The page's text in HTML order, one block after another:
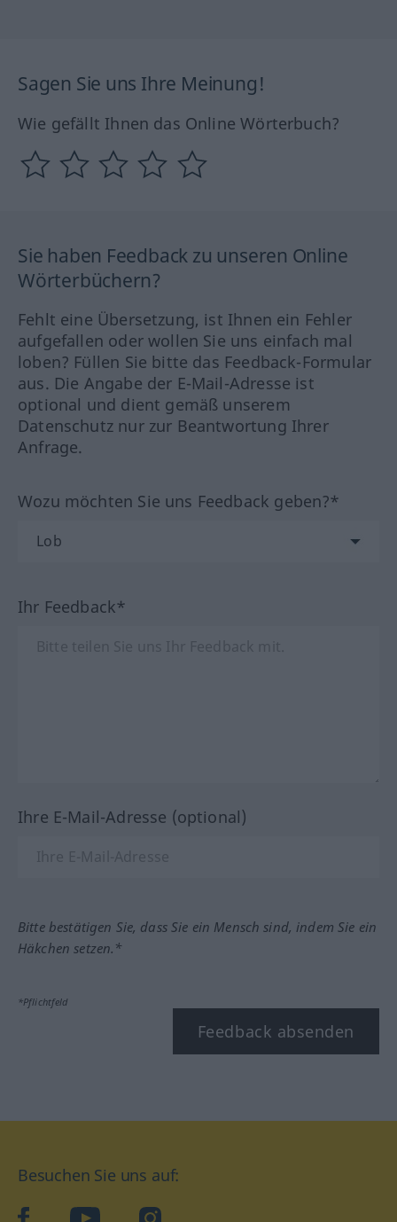
Sagen Sie uns Ihre Meinung!
Wie gefällt Ihnen das Online Wörterbuch?
Sie haben Feedback zu unseren Online
Wörterbüchern?
Fehlt eine Übersetzung, ist Ihnen ein Fehler
aufgefallen oder wollen Sie uns einfach mal
loben? Füllen Sie bitte das Feedback-Formular
aus. Die Angabe der E-Mail-Adresse ist
optional und dient gemäß unserem
Datenschutz nur zur Beantwortung Ihrer
Anfrage.
Wozu möchten Sie uns Feedback geben?*
Ihr Feedback*
Ihre E-Mail-Adresse (optional)
Bitte bestätigen Sie, dass Sie ein Mensch sind, indem Sie ein
Häkchen setzen.*
*Pflichtfeld
Feedback absenden
Besuchen Sie uns auf:
facebookYouTube Instagram